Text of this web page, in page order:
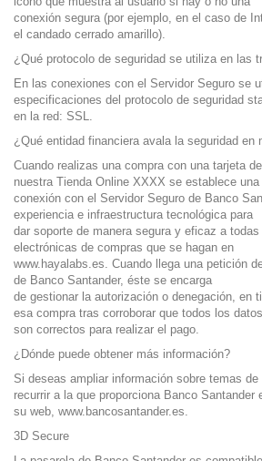
conexión segura (por ejemplo, en el caso de
el candado cerrado amarillo).
¿Qué protocolo de seguridad se utiliza en las
En las conexiones con el Servidor Seguro se
especificaciones del protocolo de seguridad
en la red: SSL.
¿Qué entidad financiera avala la seguridad en
Cuando realizas una compra con una tarjeta
nuestra Tienda Online XXXX se establece una
conexión con el Servidor Seguro de Banco
experiencia e infraestructura tecnológica para
dar soporte de manera segura y eficaz a
electrónicas de compras que se hagan en
www.hayalabs.es. Cuando llega una petición
de Banco Santander, éste se encarga
de gestionar la autorización o denegación, en
esa compra tras corroborar que todos los datos
son correctos para realizar el pago.
¿Dónde puede obtener más información?
Si deseas ampliar información sobre temas de
recurrir a la que proporciona Banco Santander
su web, www.bancosantander.es.
3D Secure